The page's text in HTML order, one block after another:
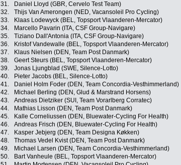
31.
Daniel Lloyd (GBR, Cervelo Test Team)
32.
Thijs Van Amerongen (NED, Vacansoleil Pro Cycling)
33.
Klaas Lodewyck (BEL, Topsport Vlaanderen-Mercator)
34.
Marcello Pavarin (ITA, CSF Group-Navigare)
35.
Tiziano Dall'Antonia (ITA, CSF Group-Navigare)
36.
Kristof Vandewalle (BEL, Topsport Vlaanderen-Mercator)
37.
Klaus Nielsen (DEN, Team Post Danmark)
38.
Geert Steurs (BEL, Topsport Vlaanderen-Mercator)
39.
Jonas Ljungblad (SWE, Silence-Lotto)
40.
Pieter Jacobs (BEL, Silence-Lotto)
41.
Daniel Holm Foder (DEN, Team Concordia-Vesthimmerland)
42.
Michael Berling (DEN, Glud & Marstrand Horsens)
43.
Andreas Dietziker (SUI, Team Vorarlberg Corratec)
44.
Mathias Lisson (DEN, Team Post Danmark)
45.
Kalle Corneliussen (DEN, Bluewater-Cycling For Health)
46.
Andreas Frisch (DEN, Bluewater-Cycling For Health)
47.
Kasper Jebjerg (DEN, Team Designa Køkken)
48.
Thomas Vedel Kvist (DEN, Team Post Danmark)
49.
Michael Larsen (DEN, Team Concordia-Vesthimmerland)
50.
Bart Vanheule (BEL, Topsport Vlaanderen-Mercator)